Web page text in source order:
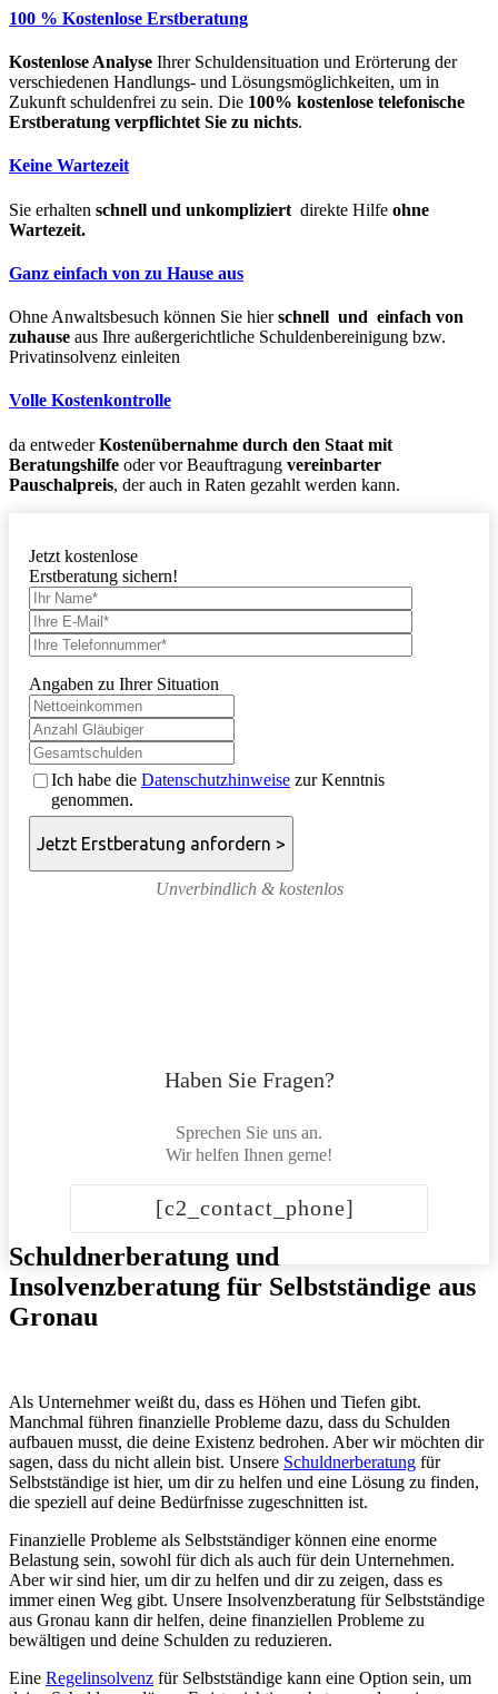
100 % Kostenlose Erstberatung
Kostenlose Analyse Ihrer Schuldensituation und Erörterung der
verschiedenen Handlungs- und Lösungsmöglichkeiten, um in
Zukunft schuldenfrei zu sein. Die 100% kostenlose telefonische
Erstberatung verpflichtet Sie zu nichts.
Keine Wartezeit
Sie erhalten schnell und unkompliziert direkte Hilfe ohne
Wartezeit.
Ganz einfach von zu Hause aus
Ohne Anwaltsbesuch können Sie hierschnell und einfach von
zuhause aus Ihre außergerichtliche Schuldenbereinigung bzw.
Privatinsolvenz einleiten
Volle Kostenkontrolle
da entwederKostenübernahme durch den Staat mit
Beratungshilfe oder vor Beauftragung vereinbarter
Pauschalpreis, der auch in Raten gezahlt werden kann.
Jetzt kostenlose
Erstberatung sichern!
Angaben zu Ihrer Situation
Ich habe die Datenschutzhinweise zur Kenntnis
genommen.
Unverbindlich & kostenlos
Haben Sie Fragen?
Sprechen Sie uns an.
Wir helfen Ihnen gerne!
[c2_contact_phone]
Schuldnerberatung und
Insolvenzberatung für Selbstständige aus
Gronau
Als Unternehmer weißt du, dass es Höhen und Tiefen gibt.
Manchmal führen finanzielle Probleme dazu, dass du Schulden
aufbauen musst, die deine Existenz bedrohen. Aber wir möchten dir
sagen, dass du nicht allein bist. Unsere Schuldnerberatung für
Selbstständige ist hier, um dir zu helfen und eine Lösung zu finden,
die speziell auf deine Bedürfnisse zugeschnitten ist.
Finanzielle Probleme als Selbstständiger können eine enorme
Belastung sein, sowohl für dich als auch für dein Unternehmen.
Aber wir sind hier, um dir zu helfen und dir zu zeigen, dass es
immer einen Weg gibt. Unsere Insolvenzberatung für Selbstständige
aus Gronau kann dir helfen, deine finanziellen Probleme zu
bewältigen und deine Schulden zu reduzieren.
Eine Regelinsolvenz für Selbstständige kann eine Option sein, um